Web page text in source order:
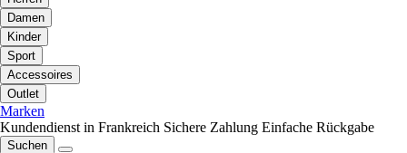
Damen
Kinder
Sport
Accessoires
Outlet
Marken
Kundendienst in Frankreich Sichere Zahlung Einfache Rückgabe
Suchen